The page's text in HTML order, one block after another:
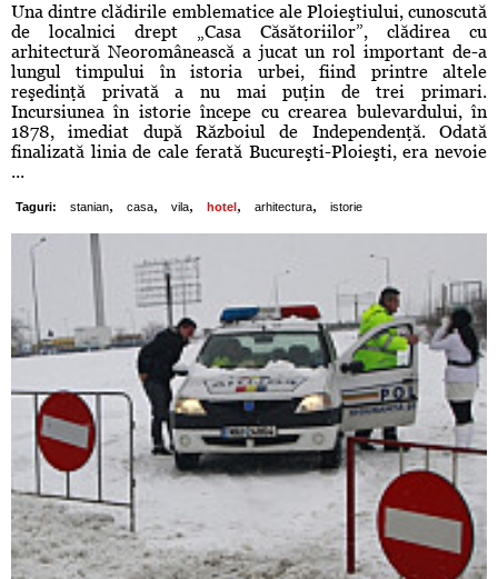
Una dintre clădirile emblematice ale Ploieştiului, cunoscută
de localnici drept „Casa Căsătoriilor”, clădirea cu
arhitectură Neoromânească a jucat un rol important de-a
lungul timpului în istoria urbei, fiind printre altele
reşedinţă privată a nu mai puţin de trei primari.
Incursiunea în istorie începe cu crearea bulevardului, în
1878, imediat după Războiul de Independenţă. Odată
finalizată linia de cale ferată Bucureşti-Ploieşti, era nevoie
...
Taguri: stanian, casa, vila, hotel , arhitectura, istorie